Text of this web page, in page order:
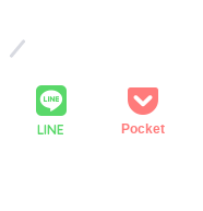
LINE Pocket